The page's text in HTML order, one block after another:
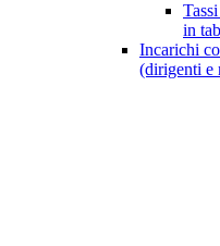
in
Incarichi
(dirigenti e